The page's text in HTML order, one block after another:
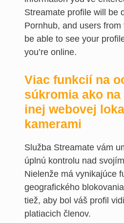
Streamate profile will be
Pornhub, and users from
be able to see your
you’re online.
Viac funkcií na
súkromia ako
inej webovej
kamerami
Služba Streamate vám
úplnú kontrolu nad
Nielenže má vynikajúce
geografického
tiež, aby bol váš profil
platiacich členov.